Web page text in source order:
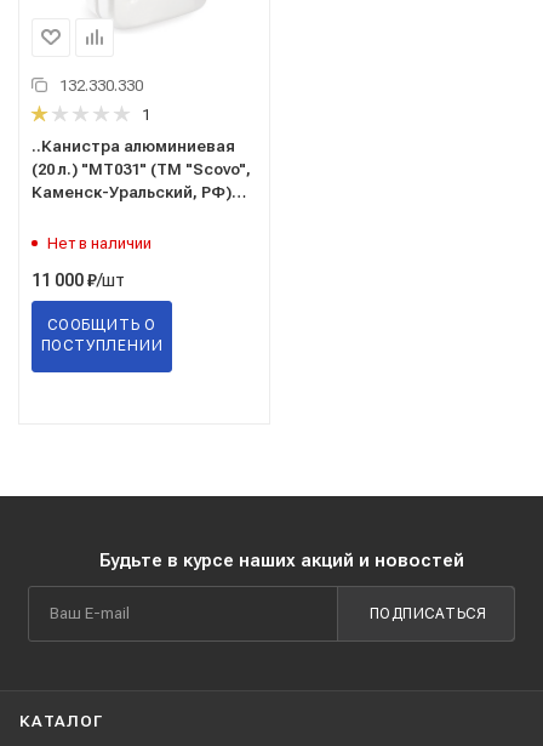
132.330.330
1
..Кaниcтрa aлюминиевая
(20 л.) "МТ031" (TM "Scovo",
Каменск-Уральский, РФ)
дизтоплива, масла и
Нет в наличии
11 000₽/шт
СООБЩИТЬ О
ПОСТУПЛЕНИИ
Будьте в курсе наших акций и новостей
ПОДПИСАТЬСЯ
КАТАЛОГ